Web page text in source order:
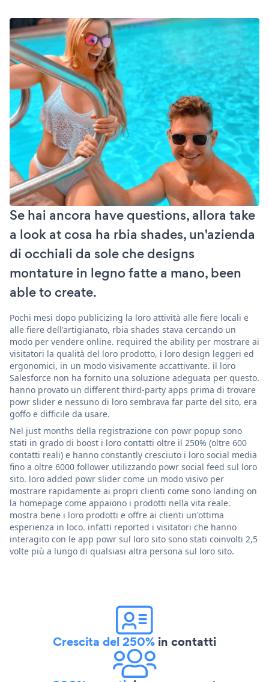
Se hai ancora have questions, allora take
a look at cosa ha rbia shades, un'azienda
di occhiali da sole che designs
montature in legno fatte a mano, been
able to create.
Pochi mesi dopo publicizing la loro attività alle fiere locali e
alle fiere dell'artigianato, rbia shades stava cercando un
modo per vendere online. required the ability per mostrare ai
visitatori la qualità del loro prodotto, i loro design leggeri ed
ergonomici, in un modo visivamente accattivante. il loro
Salesforce non ha fornito una soluzione adeguata per questo.
hanno provato un different third-party apps prima di trovare
powr slider e nessuno di loro sembrava far parte del sito, era
goffo e difficile da usare.
Nel just months della registrazione con powr popup sono
stati in grado di boost i loro contatti oltre il 250% (oltre 600
contatti reali) e hanno constantly cresciuto i loro social media
fino a oltre 6000 follower utilizzando powr social feed sul loro
sito. loro added powr slider come un modo visivo per
mostrare rapidamente ai propri clienti come sono landing on
la homepage come appaiono i prodotti nella vita reale.
mostra bene i loro prodotti e offre ai clienti un'ottima
esperienza in loco. infatti reported i visitatori che hanno
interagito con le app powr sul loro sito sono stati coinvolti 2,5
volte più a lungo di qualsiasi altra persona sul loro sito.
Crescita del 250% in contatti